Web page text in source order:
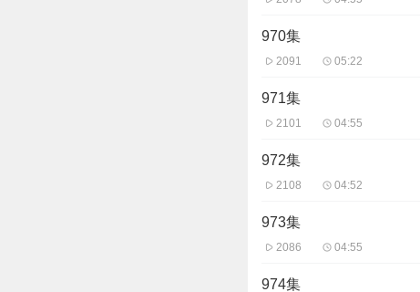
970集
2091 05:22
971集
2101 04:55
972集
2108 04:52
973集
2086 04:55
974集